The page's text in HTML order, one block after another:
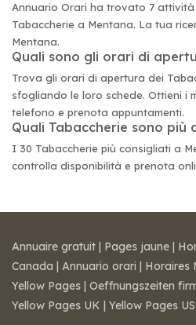
Annuario Orari ha trovato 7
Tabaccherie a Mentana. La tua
Mentana.
Quali sono gli orari di
Trova gli orari di apertura dei
sfogliando le loro schede. Ottieni i
telefono e prenota appuntamenti.
Quali Tabaccherie sono più
I 30 Tabaccherie più consigliati a
controlla disponibilità e prenota
Annuaire gratuit | Pages jaune |
Canada | Annuario orari | Horaires
Yellow Pages | Oeffnungszeiten
Yellow Pages UK | Yellow Pages